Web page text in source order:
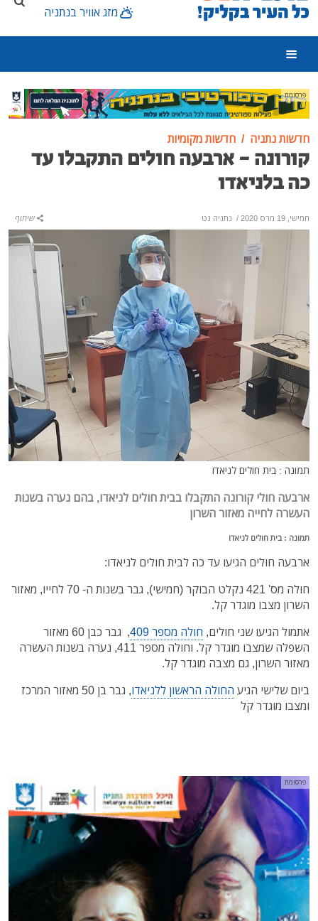
מזג אוויר בנתניה
פרסומת
חדשות נתניה חדשות מקומיות
קורונה - ארבעה חולים התקבלו עד
כה בלניאדו
חמישי, 19 מרס 2020 / נתניה נט שיתוף
תמונה : בית חולים לניאדו
ארבעה חולי קורונה התקבלו בבית חולים לניאדו, בהם נערה בשנות
העשרה לחייה מאזור השרון
תמונה : בית חולים לניאדו
ארבעה חולים הגיעו עד כה לבית חולים לניאדו:
חולה מס' 421 נקלט הבוקר (חמישי), גבר בשנות ה- 70 לחייו, מאזור
השרון מצבו מוגדר קל.
אתמול הגיעו שני חולים, חולה מספר 409
, גבר כבן 60 מאזור
השפלה שמצבו מוגדר קל. וחולה מספר 411, נערה בשנות העשרה
מאזור השרון, גם מצבה מוגדר קל.
ביום שלישי הגיע החולה הראשון ללניאדו
, גבר בן 50 מאזור המרכז
ומצבו מוגדר קל
פרסומת